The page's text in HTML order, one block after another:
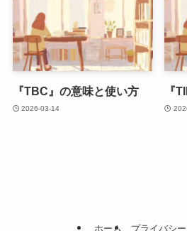
『TBC』の意味と使い方
2026-03-14
『
ホーム プライバシ